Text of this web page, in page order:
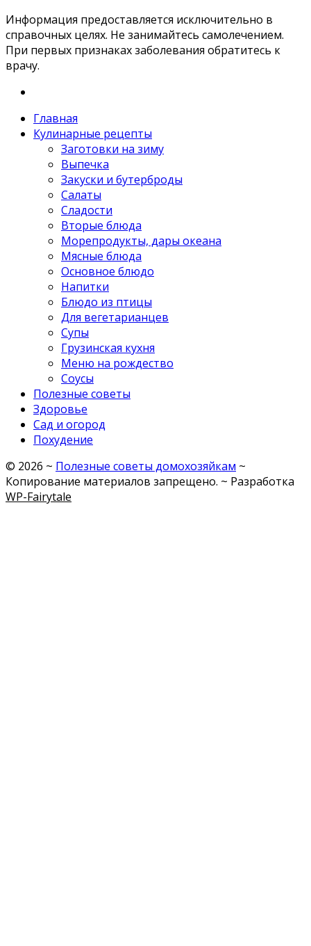
Информация предоставляется исключительно в
справочных целях. Не занимайтесь самолечением.
При первых признаках заболевания обратитесь к
врачу.
Главная
Кулинарные рецепты
Заготовки на зиму
Выпечка
Закуски и бутерброды
Салаты
Сладости
Вторые блюда
Морепродукты, дары океана
Мясные блюда
Основное блюдо
Напитки
Блюдо из птицы
Для вегетарианцев
Супы
Грузинская кухня
Меню на рождество
Соусы
Полезные советы
Здоровье
Сад и огород
Похудение
© 2026 ~ Полезные советы домохозяйкам ~
Копирование материалов запрещено. ~ Разработка
WP-Fairytale